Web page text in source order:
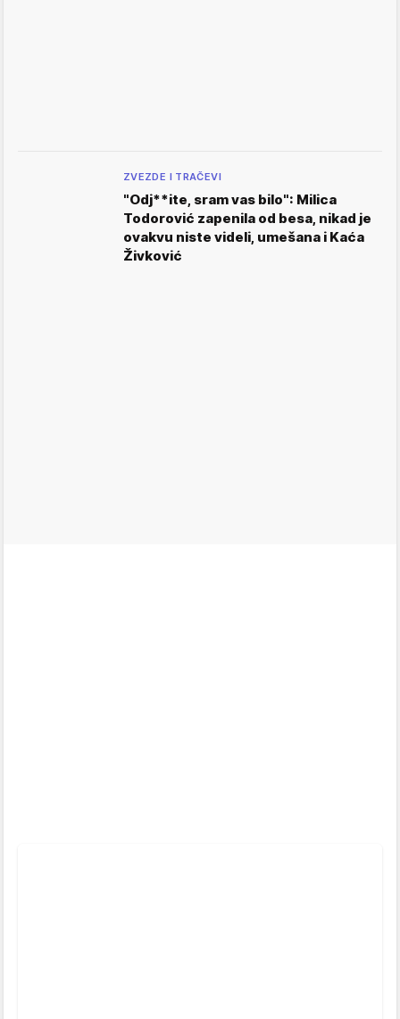
ZVEZDE I TRAČEVI
"Odj**ite, sram vas bilo": Milica
Todorović zapenila od besa, nikad je
ovakvu niste videli, umešana i Kaća
Živković